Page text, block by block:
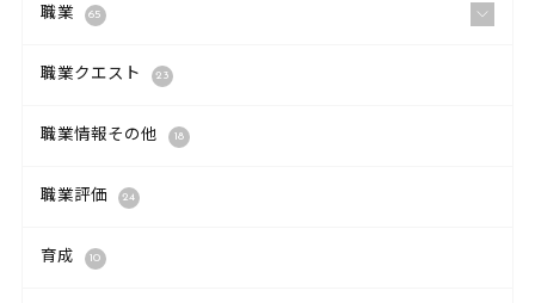
職業 65
職業クエスト 23
職業情報その他 18
職業評価 24
育成 10